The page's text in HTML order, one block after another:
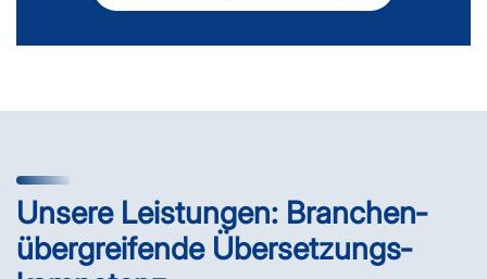
Unsere Leistungen: Branchen­
übergreifende Übersetzungs­